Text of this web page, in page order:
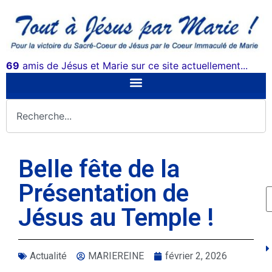
69 amis de Jésus et Marie sur ce site actuellement...
Belle fête de la
Présentation de
Jésus au Temple !
Actualité MARIEREINE février 2, 2026